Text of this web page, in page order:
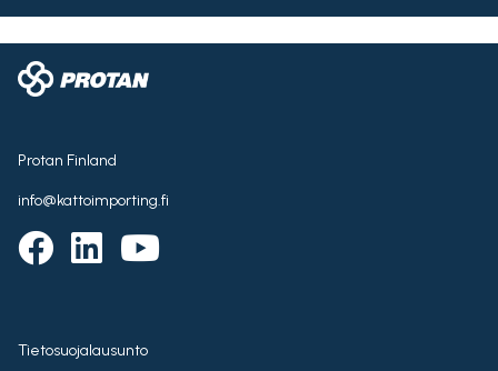
Protan Finland
info@kattoimporting.fi
Tietosuojalausunto